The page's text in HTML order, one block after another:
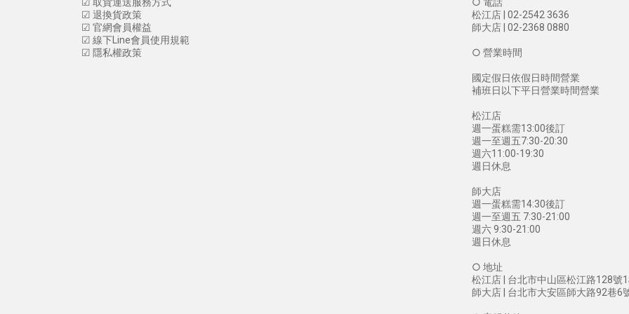
☑ 退換貨政策
☑ 官網會員權益
☑ 線下Line會員使用規範
☑ 隱私權政策
松江店 | 02-2542 3636
師大店 | 02-2368 0880
○ 營業時間
國定假日依假日時間營業
補班日以下平日營業時間營業
松江店
週一蛋糕需13:00後訂
週一至週五7:30-20:30
週六11:00-19:30
週日休息
師大店
週一蛋糕需14:30後訂
週一至週五 7:30-21:00
週六 9:30-21:00
週日休息
○ 地址
松江店 | 台北市中山區松江路128號
師大店 | 台北市大安區師大路92巷6